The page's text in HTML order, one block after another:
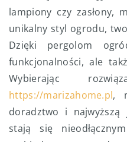
lampiony czy zasłony,
unikalny styl ogrodu,
Dzięki pergolom
funkcjonalności, ale
Wybierając
https://marizahome.pl,
doradztwo i najwyższą
stają się